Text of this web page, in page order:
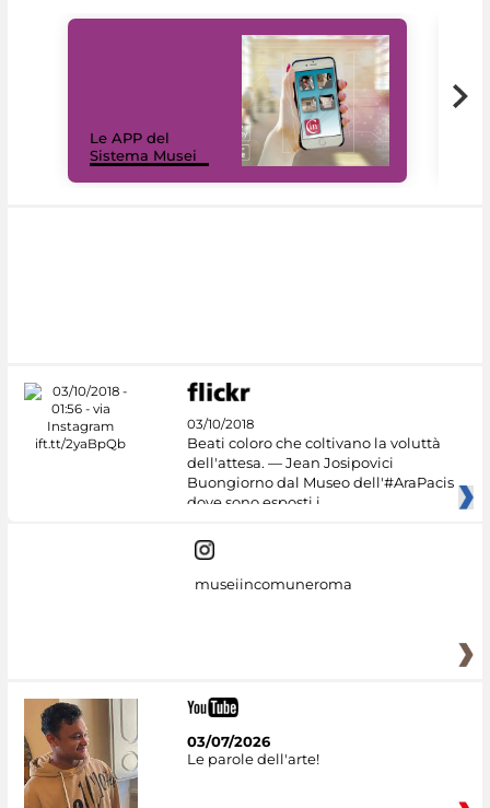
Le APP del
Sistema Musei
03/10/2018
Beati coloro che coltivano la voluttà
dell'attesa. — Jean Josipovici
Buongiorno dal Museo dell'#AraPacis
dove sono esposti i
museiincomuneroma
03/07/2026
Le parole dell'arte!